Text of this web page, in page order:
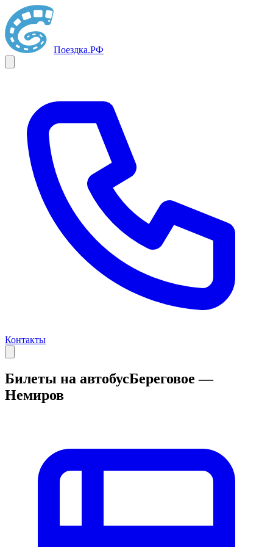
Поездка.РФ
Контакты
Билеты на автобусБереговое —
Немиров